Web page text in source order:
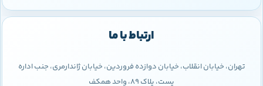
ارتباط با ما
تهران، خیابان انقلاب، خیابان دوازده فروردین، خیابان ژاندارمری، جنب اداره
پست، پلاک 89، واحد همکف